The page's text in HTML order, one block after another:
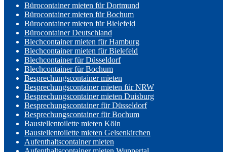
Bürocontainer mieten für Dortmund
Bürocontainer mieten für Bochum
Bürocontainer mieten für Bielefeld
Bürocontainer Deutschland
Blechcontainer mieten für Hamburg
Blechcontainer mieten für Bielefeld
Blechcontainer für Düsseldorf
Blechcontainer für Bochum
Besprechungscontainer mieten
Besprechungscontainer mieten für NRW
Besprechungscontainer mieten Duisburg
Besprechungscontainer für Düsseldorf
Besprechungscontainer für Bochum
Baustellentoilette mieten Köln
Baustellentoilette mieten Gelsenkirchen
Aufenthaltscontainer mieten